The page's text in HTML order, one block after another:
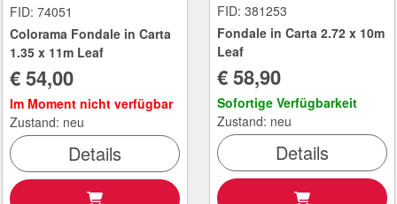
FID: 74051
Colorama Fondale in Carta
1.35 x 11m Leaf
€ 54,00
Im Moment nicht verfügbar
Zustand: neu
Details
FID: 381253
Fondale in Carta 2.72 x 10m
Leaf
€ 58,90
Sofortige Verfügbarkeit
Zustand: neu
Details